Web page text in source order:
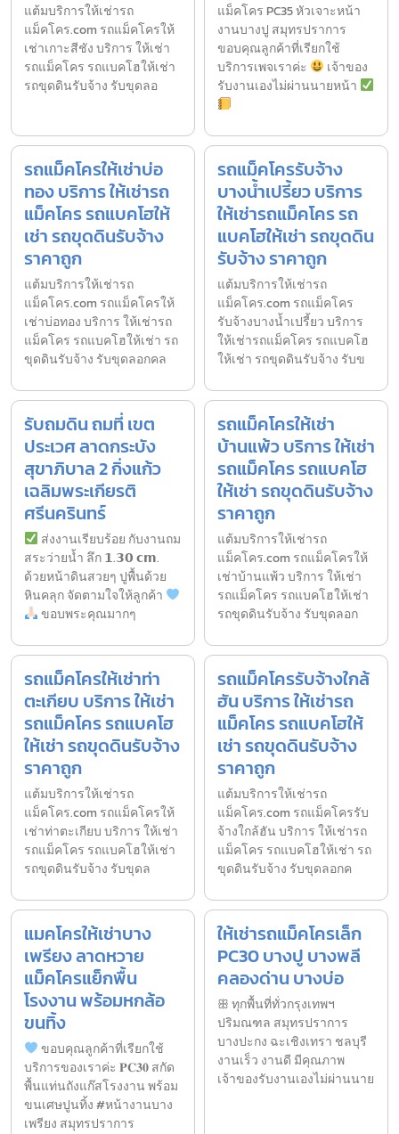
แต้มบริการให้เช่ารถ
แม็คโคร.com รถแม็คโครให้
เช่าเกาะสีชัง บริการ ให้เช่า
รถแม็คโคร รถแบคโฮให้เช่า
รถขุดดินรับจ้าง รับขุดลอ
แม็คโคร PC35 หัวเจาะหน้า
งานบางปู สมุทรปราการ
ขอบคุณลูกค้าที่เรียกใช้
บริการเพจเราค่ะ
เจ้าของ
รับงานเองไม่ผ่านนายหน้า
รถแม็คโครให้เช่าบ่อ
ทอง บริการ ให้เช่ารถ
แม็คโคร รถแบคโฮให้
เช่า รถขุดดินรับจ้าง
ราคาถูก
แต้มบริการให้เช่ารถ
แม็คโคร.com รถแม็คโครให้
เช่าบ่อทอง บริการ ให้เช่ารถ
แม็คโคร รถแบคโฮให้เช่า รถ
ขุดดินรับจ้าง รับขุดลอกคล
รถแม็คโครรับจ้าง
บางน้ำเปรี้ยว บริการ
ให้เช่ารถแม็คโคร รถ
แบคโฮให้เช่า รถขุดดิน
รับจ้าง ราคาถูก
แต้มบริการให้เช่ารถ
แม็คโคร.com รถแม็คโคร
รับจ้างบางน้ำเปรี้ยว บริการ
ให้เช่ารถแม็คโคร รถแบคโฮ
ให้เช่า รถขุดดินรับจ้าง รับข
รับถมดิน ถมที่ เขต
ประเวศ ลาดกระบัง
สุขาภิบาล 2 กิ่งแก้ว
เฉลิมพระเกียรติ
ศรีนครินทร์
ส่งงานเรียบร้อย กับงานถม
สระว่ายน้ำ ลึก 𝟭.𝟯𝟬 𝗰𝗺.
ด้วยหน้าดินสวยๆ ปูพื้นด้วย
หินคลุก จัดตามใจให้ลูกค้า
ขอบพระคุณมากๆ
รถแม็คโครให้เช่า
บ้านแพ้ว บริการ ให้เช่า
รถแม็คโคร รถแบคโฮ
ให้เช่า รถขุดดินรับจ้าง
ราคาถูก
แต้มบริการให้เช่ารถ
แม็คโคร.com รถแม็คโครให้
เช่าบ้านแพ้ว บริการ ให้เช่า
รถแม็คโคร รถแบคโฮให้เช่า
รถขุดดินรับจ้าง รับขุดลอก
รถแม็คโครให้เช่าท่า
ตะเกียบ บริการ ให้เช่า
รถแม็คโคร รถแบคโฮ
ให้เช่า รถขุดดินรับจ้าง
ราคาถูก
แต้มบริการให้เช่ารถ
แม็คโคร.com รถแม็คโครให้
เช่าท่าตะเกียบ บริการ ให้เช่า
รถแม็คโคร รถแบคโฮให้เช่า
รถขุดดินรับจ้าง รับขุดล
รถแม็คโครรับจ้างใกล้
ฮัน บริการ ให้เช่ารถ
แม็คโคร รถแบคโฮให้
เช่า รถขุดดินรับจ้าง
ราคาถูก
แต้มบริการให้เช่ารถ
แม็คโคร.com รถแม็คโครรับ
จ้างใกล้ฮัน บริการ ให้เช่ารถ
แม็คโคร รถแบคโฮให้เช่า รถ
ขุดดินรับจ้าง รับขุดลอกค
แมคโครให้เช่าบาง
เพรียง ลาดหวาย
แม็คโครแย็กพื้น
โรงงาน พร้อมหกล้อ
ขนทิ้ง
ขอบคุณลูกค้าที่เรียกใช้
บริการของเราค่ะ 𝐏𝐂𝟑𝟎 สกัด
พื้นแท่นถังแก๊สโรงงาน พร้อม
ขนเศษปูนทิ้ง #หน้างานบาง
เพรียง สมุทรปราการ
ให้เช่ารถแม็คโครเล็ก
PC30 บางปู บางพลี
คลองด่าน บางบ่อ
ꕥ ทุกพื้นที่ทั่วกรุงเทพฯ
ปริมณฑล สมุทรปราการ
บางปะกง ฉะเชิงเทรา ชลบุรี
งานเร็ว งานดี มีคุณภาพ
เจ้าของรับงานเองไม่ผ่านนาย